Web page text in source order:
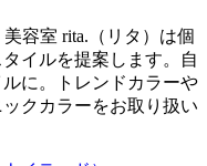
容室 rita.（リタ）は個
イルを提案します。自
に。トレンドカラーや
クカラーをお取り扱い